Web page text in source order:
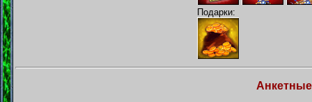
Подарки: